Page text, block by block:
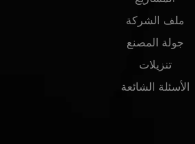
ملف الشركة
جولة المصنع
تنزيلات
الأسئلة الشائعة